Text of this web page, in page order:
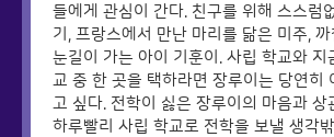
들에게 관심이 간다. 친구를 위해 스스럼
기, 프랑스에서 만난 마리를 닮은 미주,
눈길이 가는 아이 기훈이. 사립 학교와 지
교 중 한 곳을 택하라면 장루이는 당연히
고 싶다. 전학이 싫은 장루이의 마음과 상
하루빨리 사립 학교로 전학을 보낼 생각